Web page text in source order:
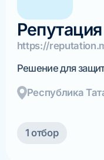
https://
Решение для
Республика
1 отбор